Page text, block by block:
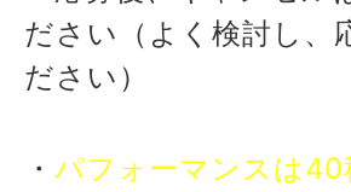
ださい（よく検討し、
ださい）
・ パフォーマンスは40